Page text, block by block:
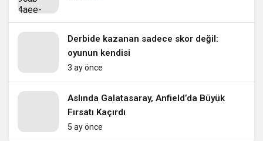
Derbide kazanan sadece skor değil:
oyunun kendisi
3 ay önce
Aslında Galatasaray, Anfield’da Büyük
Fırsatı Kaçırdı
5 ay önce